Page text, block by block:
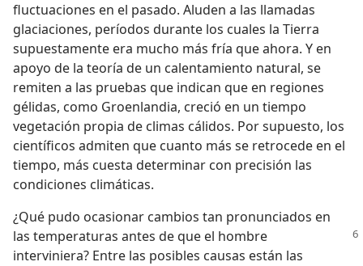
fluctuaciones en el pasado. Aluden a las llamadas
glaciaciones, períodos durante los cuales la Tierra
supuestamente era mucho más fría que ahora. Y en
apoyo de la teoría de un calentamiento natural, se
remiten a las pruebas que indican que en regiones
gélidas, como Groenlandia, creció en un tiempo
vegetación propia de climas cálidos. Por supuesto, los
científicos admiten que cuanto más se retrocede en el
tiempo, más cuesta determinar con precisión las
condiciones climáticas.
¿Qué pudo ocasionar cambios tan pronunciados en
las temperaturas antes de que el hombre
interviniera? Entre las posibles causas están las